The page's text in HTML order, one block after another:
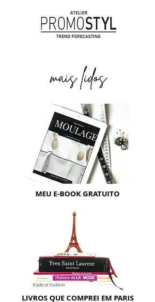
MEU E-BOOK GRATUITO
LIVROS QUE COMPREI EM PARIS